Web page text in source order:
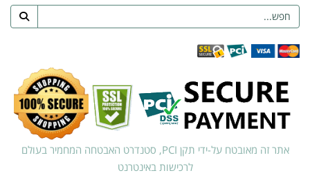
אתר זה מאובטח על-ידי תקן PCI, סטנדרט האבטחה המחמיר בעולם
לרכישות באינטרנט